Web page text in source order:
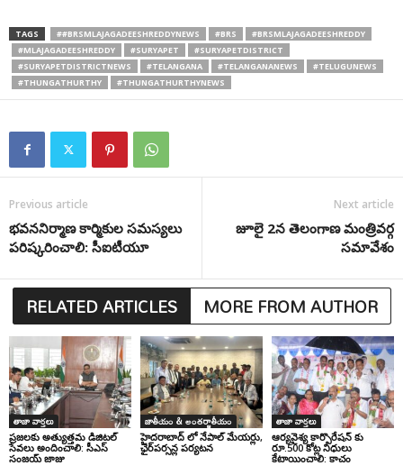
TAGS ##BRSMLAJAGADEESHREDDYNEWS #BRS
#BRSMLAJAGADEESHREDDY
#MLAJAGADEESHREDDY
#SURYAPET
#SURYAPETDISTRICT
#SURYAPETDISTRICTNEWS
#TELANGANA #TELANGANANEWS
#TELUGUNEWS
#THUNGATHURTHY
#THUNGATHURTHYNEWS
Previous article
భవననిర్మాణ కార్మికుల సమస్యలు
పరిష్కరించాలి: సీఐటీయూ
Next article
జూలై 2న తెలంగాణ మంత్రివర్గ
సమావేశం
RELATED ARTICLES MORE FROM AUTHOR
తాజా వార్తలు
ప్రజలకు అత్యుత్తమ డిజిటల్
సేవలు అందించాలి: సీఎస్
సంజయ్ జాజు
జాతీయం & అంతర్జాతీయం
హైదరాబాద్ లో నేపాల్ మేయర్లు,
ఛైర్‌పర్సన్ల పర్యటన
తాజా వార్తలు
ఆర్యవైశ్య కార్పొరేషన్ కు
రూ.500 కోట్ల నిధులు
కేటాయించాలి: కాచం